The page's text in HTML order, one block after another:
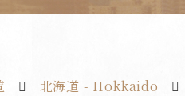
北海道 - Hokkaido